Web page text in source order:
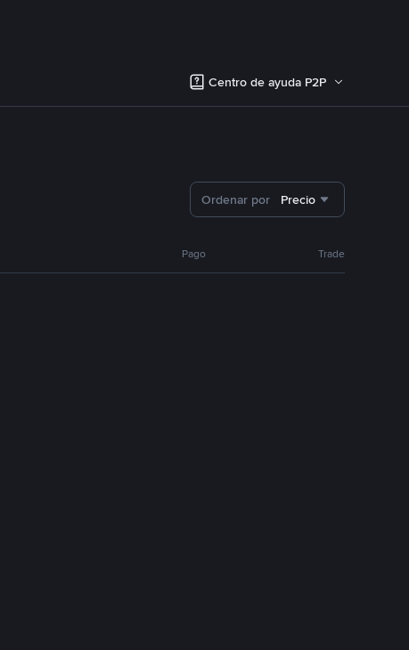
Centro de ayuda P2P
Ordenar por Precio
Pago Trade